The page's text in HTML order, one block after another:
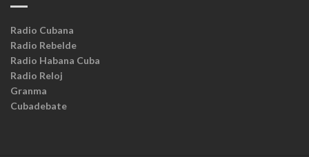
Radio Cubana
Radio Rebelde
Radio Habana Cuba
Radio Reloj
Granma
Cubadebate